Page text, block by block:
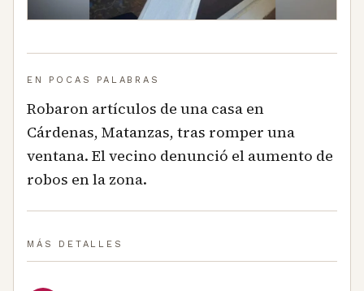
EN POCAS PALABRAS
Robaron artículos de una casa en
Cárdenas, Matanzas, tras romper una
ventana. El vecino denunció el aumento de
robos en la zona.
MÁS DETALLES